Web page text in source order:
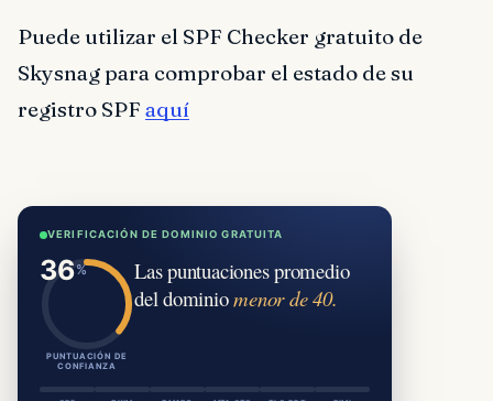
Puede utilizar el SPF Checker gratuito de
Skysnag para comprobar el estado de su
registro SPF aquí
VERIFICACIÓN DE DOMINIO GRATUITA
PUNTUACIÓN DE
CONFIANZA
Las puntuaciones promedio
del dominiomenor de 40.